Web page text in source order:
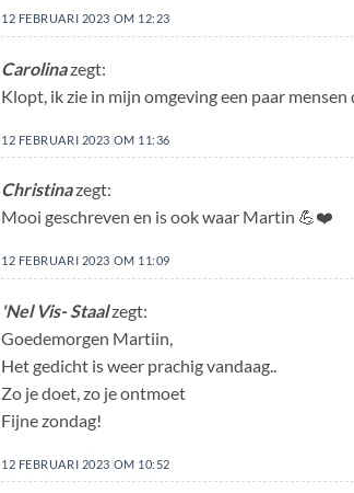
12 FEBRUARI 2023 OM 12:23
Carolinazegt:
Klopt, ik zie in mijn omgeving een paar
12 FEBRUARI 2023 OM 11:36
Christinazegt:
Mooi geschreven en is ook waar Martin 💪❤️
12 FEBRUARI 2023 OM 11:09
'Nel Vis- Staalzegt:
Goedemorgen Martiin,
Het gedicht is weer prachig vandaag..
Zo je doet, zo je ontmoet
Fijne zondag!
12 FEBRUARI 2023 OM 10:52